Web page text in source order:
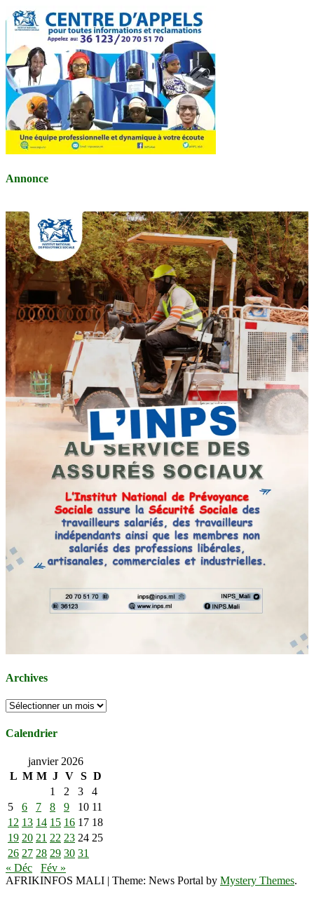
Annonce
Archives
Archives
Calendrier
janvier 2026
L M M J V S D
1
2 3
4
5
6 7 8 9 10 11
12 13 14 15 16 17 18
19 20 21 22 23 24 25
26 27 28 29 30 31
« Déc
Fév »
AFRIKINFOS MALI | Theme: News Portal by Mystery Themes.